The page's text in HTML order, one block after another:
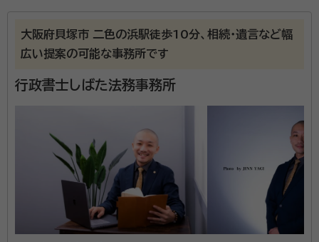
大阪府貝塚市 二色の浜駅徒歩10分、相続・遺言など幅
広い提案の可能な事務所です
行政書士しばた法務事務所